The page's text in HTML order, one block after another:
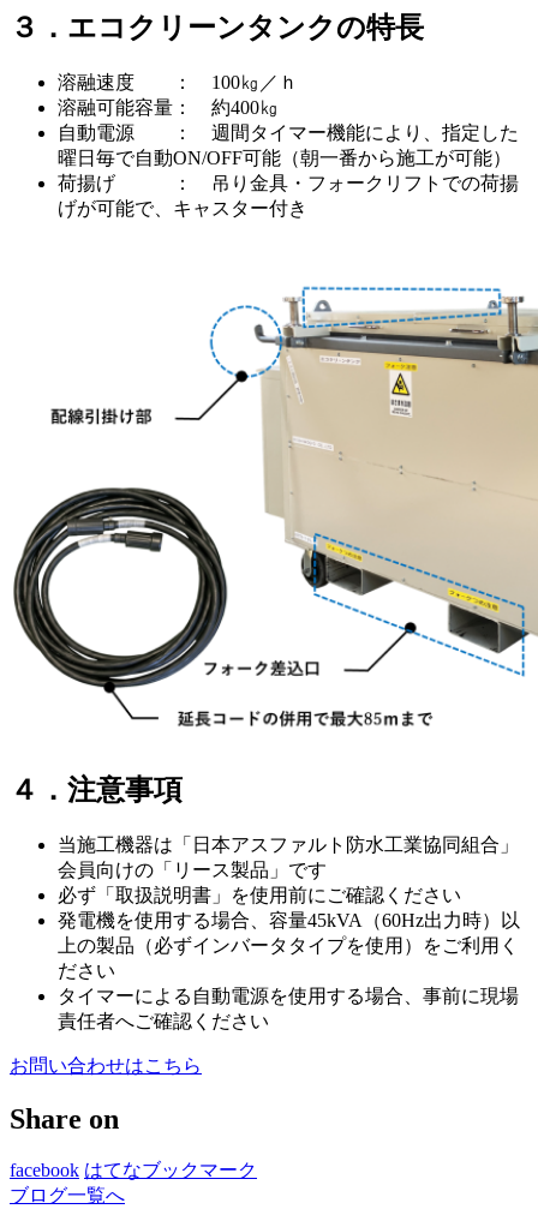
３．エコクリーンタンクの特長
溶融速度 ： 100㎏／ｈ
溶融可能容量： 約400㎏
自動電源 ： 週間タイマー機能により、指定した
曜日毎で自動ON/OFF可能（朝一番から施工が可能）
荷揚げ ： 吊り金具・フォークリフトでの荷揚
げが可能で、キャスター付き
４．注意事項
当施工機器は「日本アスファルト防水工業協同組合」
会員向けの「リース製品」です
必ず「取扱説明書」を使用前にご確認ください
発電機を使用する場合、容量45kVA（60Hz出力時）以
上の製品（必ずインバータタイプを使用）をご利用く
ださい
タイマーによる自動電源を使用する場合、事前に現場
責任者へご確認ください
お問い合わせはこちら
Share on
facebook はてなブックマーク
ブログ一覧へ